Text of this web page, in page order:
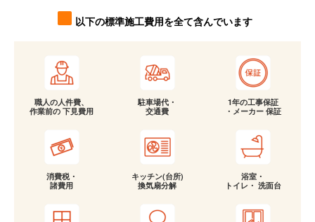
以下の標準施工費用を全て含んでいます
職人の人件費、
作業前の 下見費用
駐車場代・
交通費
1年の工事保証
・メーカー 保証
消費税・
諸費用
キッチン(台所)
換気扇分解
浴室・
トイレ・ 洗面台